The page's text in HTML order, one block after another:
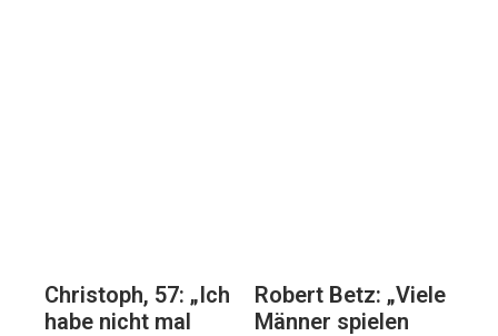
Christoph, 57: „Ich
habe nicht mal
Robert Betz: „Viele
Männer spielen